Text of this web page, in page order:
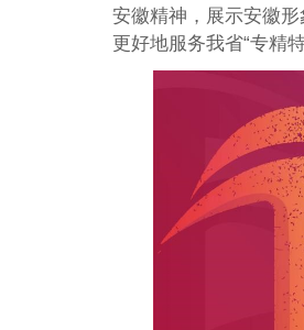
安徽精神，展示安徽
更好地服务我省“专精